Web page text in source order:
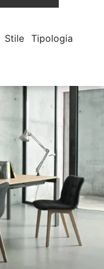
Stile Tipologia